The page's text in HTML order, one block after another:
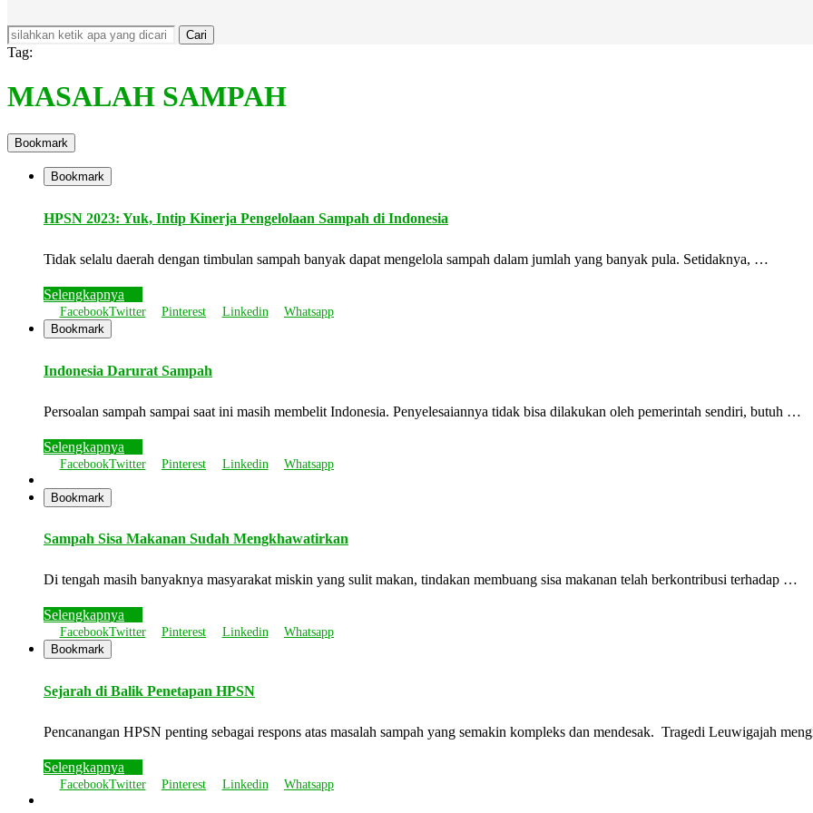
Cari
Tag:
MASALAH SAMPAH
Bookmark
Bookmark
HPSN 2023: Yuk, Intip Kinerja Pengelolaan Sampah di Indonesia
Tidak selalu daerah dengan timbulan sampah banyak dapat mengelola sampah dalam jumlah yang banyak pula. Setidaknya, …
Selengkapnya
FacebookTwitter Pinterest Linkedin
Whatsapp
Bookmark
Indonesia Darurat Sampah
Persoalan sampah sampai saat ini masih membelit Indonesia. Penyelesaiannya tidak bisa dilakukan oleh pemerintah sendiri, butuh …
Selengkapnya
FacebookTwitter Pinterest Linkedin Whatsapp
Bookmark
Sampah Sisa Makanan Sudah Mengkhawatirkan
Di tengah masih banyaknya masyarakat miskin yang sulit makan, tindakan membuang sisa makanan telah berkontribusi terhadap …
Selengkapnya
FacebookTwitter Pinterest Linkedin
Whatsapp
Bookmark
Sejarah di Balik Penetapan HPSN
Pencanangan HPSN penting sebagai respons atas masalah sampah yang semakin kompleks dan mendesak. Tragedi Leuwigajah
Selengkapnya
FacebookTwitter Pinterest Linkedin Whatsapp